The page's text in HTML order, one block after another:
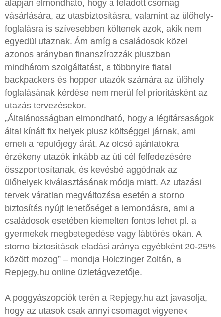
alapján elmondható, hogy a feladott csomag
vásárlására, az utasbiztosításra, valamint az ülőhely-
foglalásra is szívesebben költenek azok, akik nem
egyedül utaznak. Ám amíg a családosok közel
azonos arányban finanszírozzák pluszban
mindhárom szolgáltatást, a többnyire fiatal
backpackers és hopper utazók számára az ülőhely
foglalásának kérdése nem merül fel prioritásként az
utazás tervezésekor.
„Általánosságban elmondható, hogy a légitársaságok
által kínált fix helyek plusz költséggel járnak, ami
emeli a repülőjegy árát. Az olcsó ajánlatokra
érzékeny utazók inkább az úti cél felfedezésére
összpontosítanak, és kevésbé aggódnak az
ülőhelyek kiválasztásának módja miatt. Az utazási
tervek váratlan megváltozása esetén a storno
biztosítás nyújt lehetőséget a lemondásra, ami a
családosok esetében kiemelten fontos lehet pl. a
gyermekek megbetegedése vagy lábtörés okán. A
storno biztosítások eladási aránya egyébként 20-25%
között mozog” – mondja Holczinger Zoltán, a
Repjegy.hu online üzletágvezetője.
A poggyászopciók terén a Repjegy.hu azt javasolja,
hogy az utasok csak annyi csomagot vigyenek